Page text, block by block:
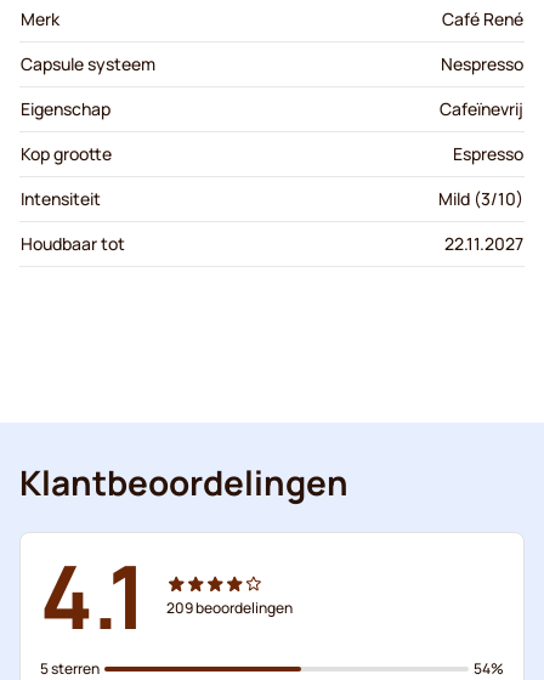
Merk
Café René
Capsule systeem
Nespresso
Eigenschap
Cafeïnevrij
Kop grootte
Espresso
Intensiteit
Mild (3/10)
Houdbaar tot
22.11.2027
Klantbeoordelingen
4.1 209beoordelingen
5 sterren
54%